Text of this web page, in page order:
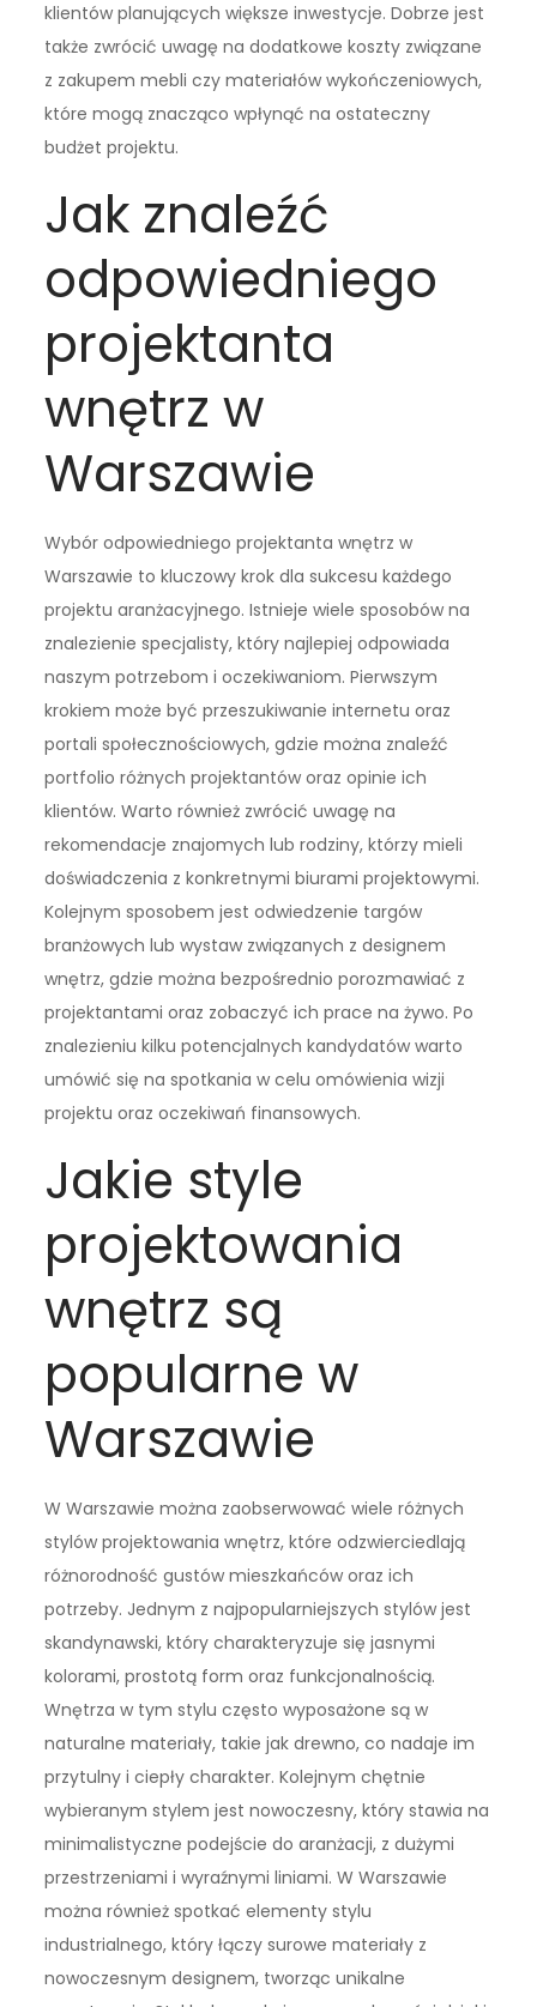
klientów planujących większe inwestycje. Dobrze jest
także zwrócić uwagę na dodatkowe koszty związane
z zakupem mebli czy materiałów wykończeniowych,
które mogą znacząco wpłynąć na ostateczny
budżet projektu.
Jak znaleźć
odpowiedniego
projektanta
wnętrz w
Warszawie
Wybór odpowiedniego projektanta wnętrz w
Warszawie to kluczowy krok dla sukcesu każdego
projektu aranżacyjnego. Istnieje wiele sposobów na
znalezienie specjalisty, który najlepiej odpowiada
naszym potrzebom i oczekiwaniom. Pierwszym
krokiem może być przeszukiwanie internetu oraz
portali społecznościowych, gdzie można znaleźć
portfolio różnych projektantów oraz opinie ich
klientów. Warto również zwrócić uwagę na
rekomendacje znajomych lub rodziny, którzy mieli
doświadczenia z konkretnymi biurami projektowymi.
Kolejnym sposobem jest odwiedzenie targów
branżowych lub wystaw związanych z designem
wnętrz, gdzie można bezpośrednio porozmawiać z
projektantami oraz zobaczyć ich prace na żywo. Po
znalezieniu kilku potencjalnych kandydatów warto
umówić się na spotkania w celu omówienia wizji
projektu oraz oczekiwań finansowych.
Jakie style
projektowania
wnętrz są
popularne w
Warszawie
W Warszawie można zaobserwować wiele różnych
stylów projektowania wnętrz, które odzwierciedlają
różnorodność gustów mieszkańców oraz ich
potrzeby. Jednym z najpopularniejszych stylów jest
skandynawski, który charakteryzuje się jasnymi
kolorami, prostotą form oraz funkcjonalnością.
Wnętrza w tym stylu często wyposażone są w
naturalne materiały, takie jak drewno, co nadaje im
przytulny i ciepły charakter. Kolejnym chętnie
wybieranym stylem jest nowoczesny, który stawia na
minimalistyczne podejście do aranżacji, z dużymi
przestrzeniami i wyraźnymi liniami. W Warszawie
można również spotkać elementy stylu
industrialnego, który łączy surowe materiały z
nowoczesnym designem, tworząc unikalne